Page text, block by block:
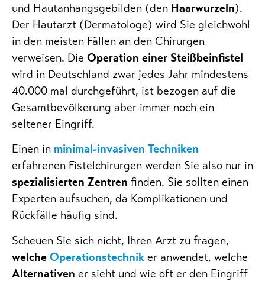
und Hautanhangsgebilden (den Haarwurzeln).
Der Hautarzt (Dermatologe) wird Sie gleichwohl
in den meisten Fällen an den Chirurgen
verweisen. Die Operation einer Steißbeinfistel
wird in Deutschland zwar jedes Jahr mindestens
40.000 mal durchgeführt, ist bezogen auf die
Gesamtbevölkerung aber immer noch ein
seltener Eingriff.
Einen in minimal-invasiven Techniken
erfahrenen Fistelchirurgen werden Sie also nur in
spezialisierten Zentren finden. Sie sollten einen
Experten aufsuchen, da Komplikationen und
Rückfälle häufig sind.
Scheuen Sie sich nicht, Ihren Arzt zu fragen,
welche Operationstechnik er anwendet, welche
Alternativen er sieht und wie oft er den Eingriff